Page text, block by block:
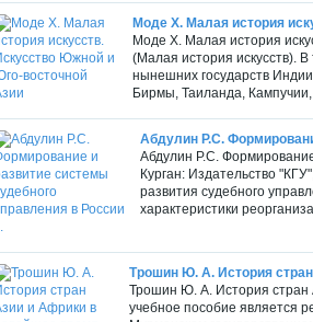
Моде Х. Малая история
Моде Х. Малая история
(Малая история искусств).
нынешних государств
Бирмы, Таиланда, Кампучии,
Абдулин Р.С.
Абдулин Р.С.
Курган: Издательство
развития судебного
характеристики
Трошин Ю. А. История
Трошин Ю. А. История стран
учебное пособие является